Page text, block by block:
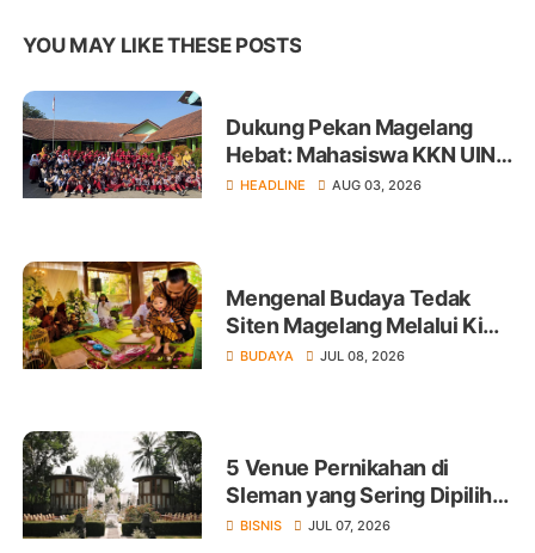
YOU MAY LIKE THESE POSTS
Dukung Pekan Magelang
Hebat: Mahasiswa KKN UIN
Sunan Kalijaga Edukasi
HEADLINE AUG 03, 2026
Mengenal Budaya Tedak
Siten Magelang Melalui Ki
Abbet Nugroho
BUDAYA JUL 08, 2026
5 Venue Pernikahan di
Sleman yang Sering Dipilih
Calon Pengantin di
BISNIS JUL 07, 2026